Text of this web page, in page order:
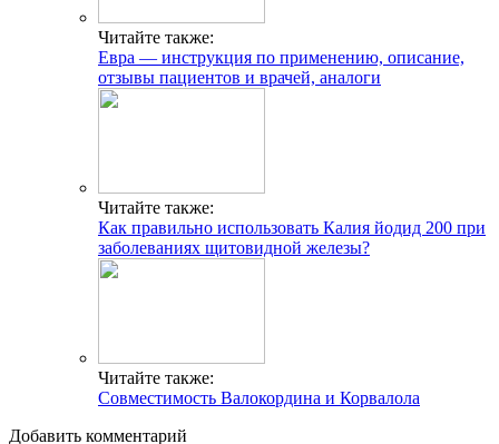
Читайте также:
Евра — инструкция по применению, описание,
отзывы пациентов и врачей, аналоги
Читайте также:
Как правильно использовать Калия йодид 200 при
заболеваниях щитовидной железы?
Читайте также:
Совместимость Валокордина и Корвалола
Добавить комментарий